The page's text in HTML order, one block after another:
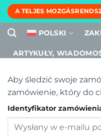
Przewiń
do
zawartości
A TELJES
POLSKI
ARTYKUŁY,
Aby śledzić swoje
zamówienie, który do
Identyfikator